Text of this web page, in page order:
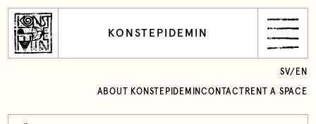
KONSTEPIDEMIN
ABOUT KONSTEPIDEMINCONTACT RENT A SPACE
SV/ EN